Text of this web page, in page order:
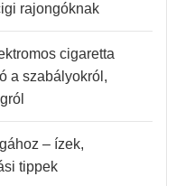
rajongóknak
cigaretta
a szabályokról,
– ízek,
tippek